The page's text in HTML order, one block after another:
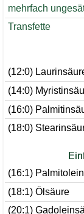
mehrfach
Transfette
(12:0)
(14:0)
(16:0)
(18:0)
(16:1)
(18:1) Ölsäure
(20:1)